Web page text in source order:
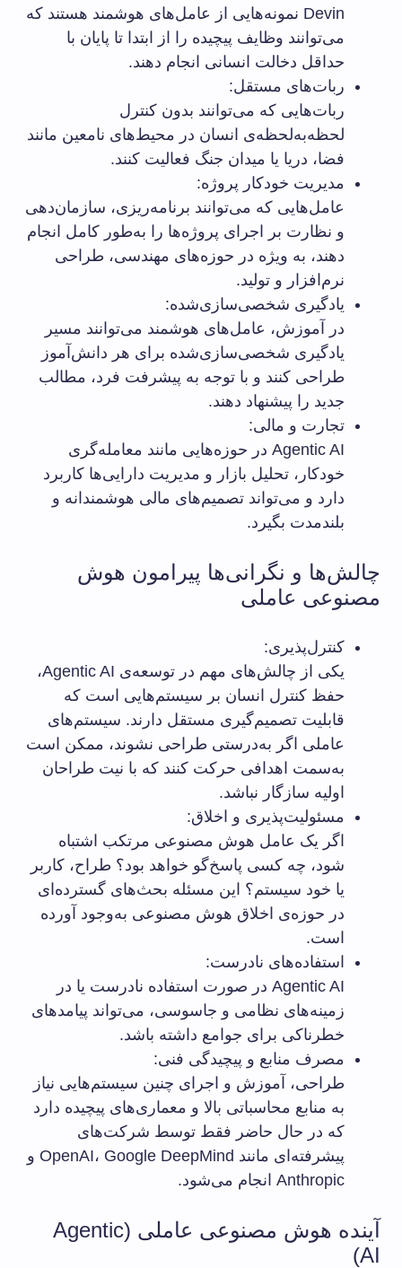
Devin نمونه‌هایی از عامل‌های هوشمند هستند که
می‌توانند وظایف پیچیده را از ابتدا تا پایان با
حداقل دخالت انسانی انجام دهند.
ربات‌های مستقل:
ربات‌هایی که می‌توانند بدون کنترل
لحظه‌به‌لحظه‌ی انسان در محیط‌های نامعین مانند
فضا، دریا یا میدان جنگ فعالیت کنند.
مدیریت خودکار پروژه:
عامل‌هایی که می‌توانند برنامه‌ریزی، سازمان‌دهی
و نظارت بر اجرای پروژه‌ها را به‌طور کامل انجام
دهند، به ویژه در حوزه‌های مهندسی، طراحی
نرم‌افزار و تولید.
یادگیری شخصی‌سازی‌شده:
در آموزش، عامل‌های هوشمند می‌توانند مسیر
یادگیری شخصی‌سازی‌شده برای هر دانش‌آموز
طراحی کنند و با توجه به پیشرفت فرد، مطالب
جدید را پیشنهاد دهند.
تجارت و مالی:
Agentic AI در حوزه‌هایی مانند معامله‌گری
خودکار، تحلیل بازار و مدیریت دارایی‌ها کاربرد
دارد و می‌تواند تصمیم‌های مالی هوشمندانه و
بلندمدت بگیرد.
چالش‌ها و نگرانی‌ها پیرامون هوش
مصنوعی عاملی
کنترل‌پذیری:
یکی از چالش‌های مهم در توسعه‌ی Agentic AI،
حفظ کنترل انسان بر سیستم‌هایی است که
قابلیت تصمیم‌گیری مستقل دارند. سیستم‌های
عاملی اگر به‌درستی طراحی نشوند، ممکن است
به‌سمت اهدافی حرکت کنند که با نیت طراحان
اولیه سازگار نباشد.
مسئولیت‌پذیری و اخلاق:
اگر یک عامل هوش مصنوعی مرتکب اشتباه
شود، چه کسی پاسخ‌گو خواهد بود؟ طراح، کاربر
یا خود سیستم؟ این مسئله بحث‌های گسترده‌ای
در حوزه‌ی اخلاق هوش مصنوعی به‌وجود آورده
است.
استفاده‌های نادرست:
Agentic AI در صورت استفاده نادرست یا در
زمینه‌های نظامی و جاسوسی، می‌تواند پیامدهای
خطرناکی برای جوامع داشته باشد.
مصرف منابع و پیچیدگی فنی:
طراحی، آموزش و اجرای چنین سیستم‌هایی نیاز
به منابع محاسباتی بالا و معماری‌های پیچیده دارد
که در حال حاضر فقط توسط شرکت‌های
پیشرفته‌ای مانند OpenAI، Google DeepMind و
Anthropic انجام می‌شود.
آینده هوش مصنوعی عاملی (Agentic
AI)